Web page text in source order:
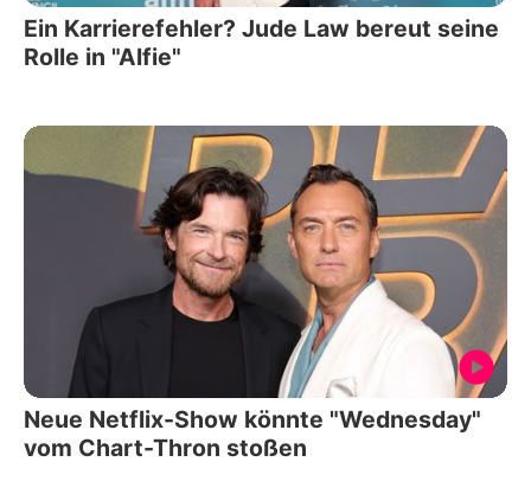
Ein Karrierefehler? Jude Law bereut seine
Rolle in "Alfie"
Neue Netflix-Show könnte "Wednesday"
vom Chart-Thron stoßen